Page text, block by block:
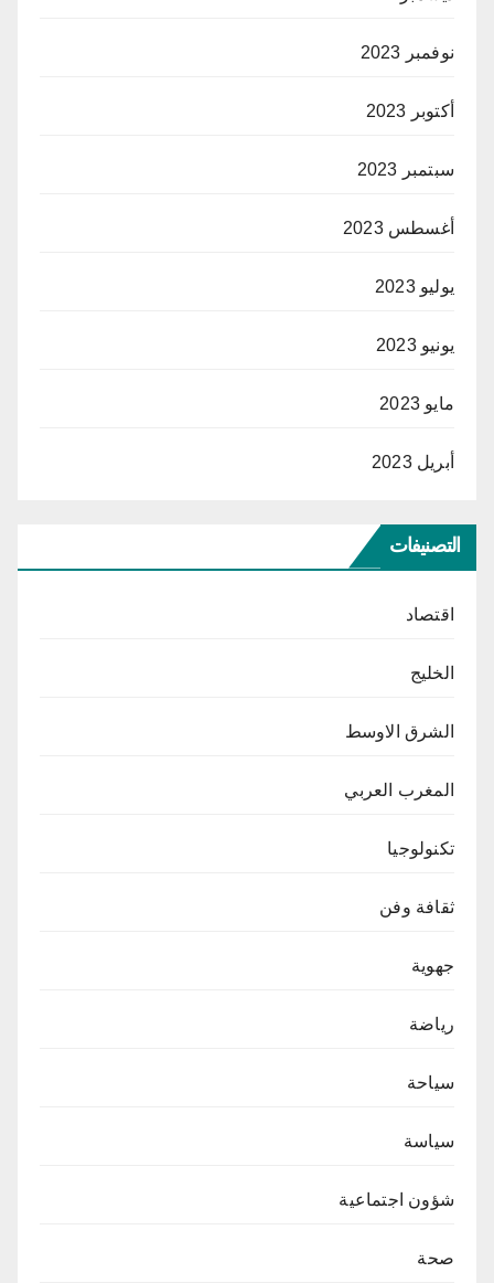
نوفمبر 2023
أكتوبر 2023
سبتمبر 2023
أغسطس 2023
يوليو 2023
يونيو 2023
مايو 2023
أبريل 2023
التصنيفات
اقتصاد
الخليج
الشرق الاوسط
المغرب العربي
تكنولوجيا
ثقافة وفن
جهوية
رياضة
سياحة
سياسة
شؤون اجتماعية
صحة